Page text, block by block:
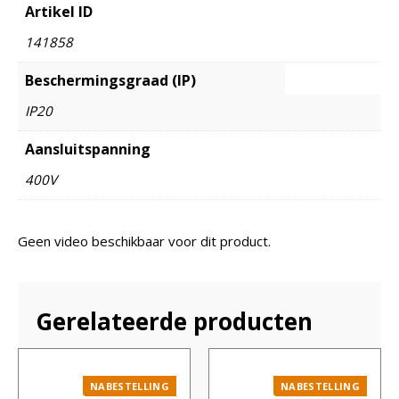
Artikel ID
141858
Beschermingsgraad (IP)
IP20
Aansluitspanning
400V
Geen video beschikbaar voor dit product.
Gerelateerde producten
NABESTELLING NABESTELLING